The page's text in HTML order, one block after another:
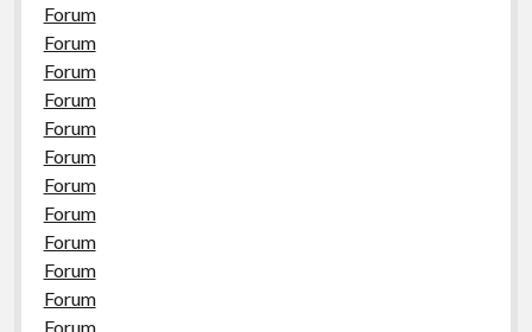
Forum
Forum
Forum
Forum
Forum
Forum
Forum
Forum
Forum
Forum
Forum
Forum